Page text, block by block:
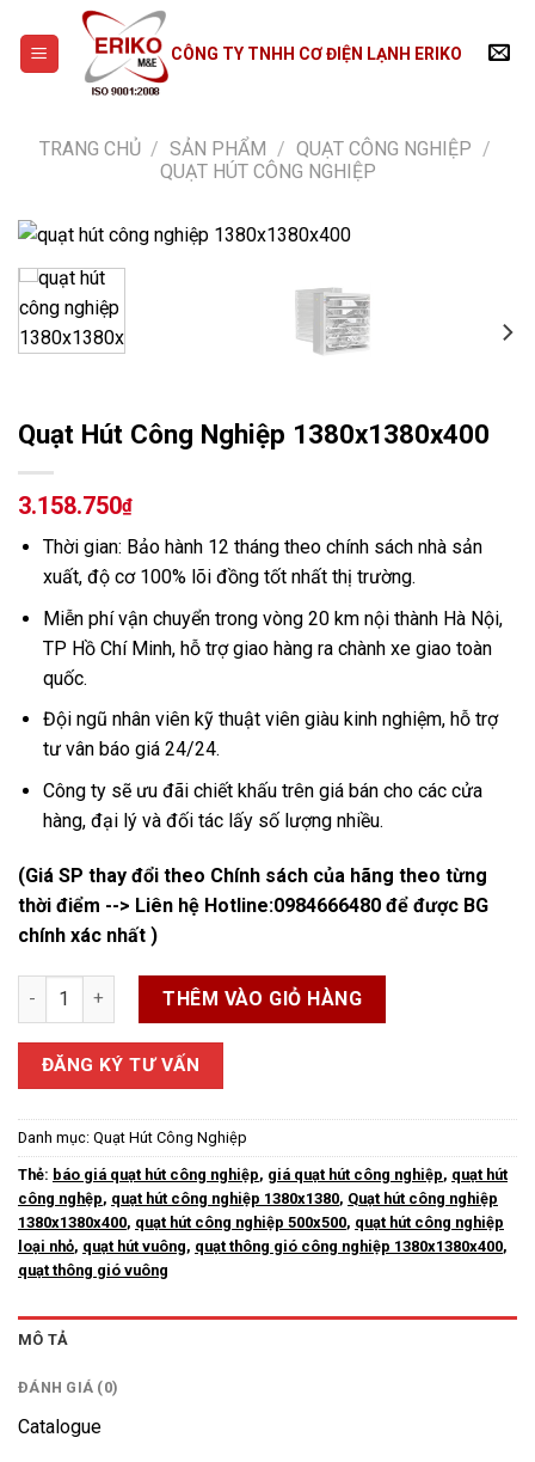
content
CÔNG TY TNHH CƠ ĐIỆN LẠNH ERIKO
TRANG CHỦ / SẢN PHẨM / QUẠT CÔNG NGHIỆP /
QUẠT HÚT CÔNG NGHIỆP
Quạt Hút Công Nghiệp 1380x1380x400
3.158.750₫
Thời gian: Bảo hành 12 tháng theo chính sách nhà sản
xuất, độ cơ 100% lõi đồng tốt nhất thị trường.
Miễn phí vận chuyển trong vòng 20 km nội thành Hà Nội,
TP Hồ Chí Minh, hỗ trợ giao hàng ra chành xe giao toàn
quốc.
Đội ngũ nhân viên kỹ thuật viên giàu kinh nghiệm, hỗ trợ
tư vân báo giá 24/24.
Công ty sẽ ưu đãi chiết khấu trên giá bán cho các cửa
hàng, đại lý và đối tác lấy số lượng nhiều.
(Giá SP thay đổi theo Chính sách của hãng theo từng
thời điểm --> Liên hệ Hotline:0984666480 để được BG
chính xác nhất )
Quạt Hút Công Nghiệp 1380x1380x400 số lượng
THÊM VÀO GIỎ HÀNG
ĐĂNG KÝ TƯ VẤN
Danh mục: Quạt Hút Công Nghiệp
Thẻ: báo giá quạt hút công nghiệp, giá quạt hút công nghiệp, quạt hút
công nghệp, quạt hút công nghiệp 1380x1380, Quạt hút công nghiệp
1380x1380x400, quạt hút công nghiệp 500x500, quạt hút công nghiệp
loại nhỏ, quạt hút vuông, quạt thông gió công nghiệp 1380x1380x400,
quạt thông gió vuông
MÔ TẢ
ĐÁNH GIÁ (0)
Catalogue